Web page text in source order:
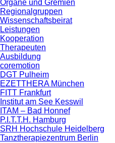
Organe und Gremien
Regionalgruppen
Wissenschaftsbeirat
Leistungen
Kooperation
Therapeuten
Ausbildung
coremotion
DGT Pulheim
EZETTHERA München
FITT Frankfurt
Institut am See Kesswil
ITAM – Bad Honnef
P.I.T.T.H. Hamburg
SRH Hochschule Heidelberg
Tanztherapiezentrum Berlin